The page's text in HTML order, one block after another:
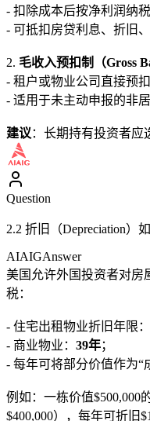
- 扣除成本后按净利润纳税
- 可抵扣房贷利息、折旧
2. 毛收入预扣制（Gross
- 租户或物业公司直接预扣
- 适用于未主动申报的非居
建议 ：长期持有投资者应
Question
2.2 折旧（Depreciation）
AIAIGAnswer
美国允许外国投资者对房
税：
- 住宅出租物业折旧年限：
- 商业物业： 39年；
- 每年可将部分价值作为“
例如：一栋价值$500,000
$400,000），每年可折旧